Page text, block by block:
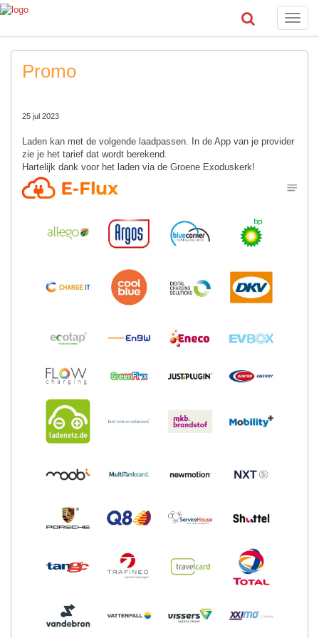
Toggle
Promo
25 jul 2023
Laden kan met de volgende laadpassen. In de App van je provider
zie je het tarief dat wordt berekend.
Hartelijk dank voor het laden via de Groene Exoduskerk!